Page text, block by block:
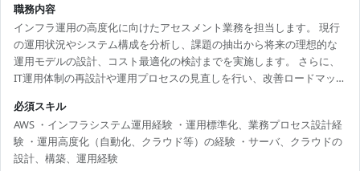
職務内容
インフラ運用の高度化に向けたアセスメント業務を担当します。 現行
の運用状況やシステム構成を分析し、課題の抽出から将来の理想的な
運用モデルの設計、コスト最適化の検討までを実施します。 さらに、
IT運用体制の再設計や運用プロセスの見直しを行い、改善ロードマップ
ョン基盤（M365、イントラ、Active Directory、リモートアクセス、
Box）およびインフラ共通基盤、 クラウド基盤（Azure、AWS）と広範
囲に渡り、複数領域を横断した改善活動となります。 【技術スタッ
ク】 ・クラウド：AWS、Azure ・認証基盤：Active Directory ・Saa...
必須スキル
AWS ・インフラシステム運用経験 ・運用標準化、業務プロセス設計経
験 ・運用高度化（自動化、クラウド等）の経験 ・サーバ、クラウドの
設計、構築、運用経験